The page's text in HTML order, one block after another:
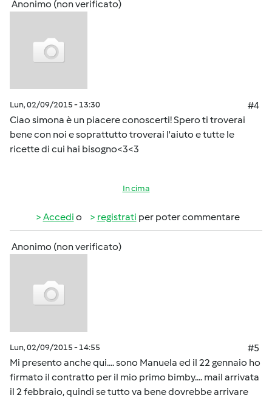
Anonimo (non verificato)
Lun, 02/09/2015 - 13:30
#4
Ciao simona è un piacere conoscerti! Spero ti troverai
bene con noi e soprattutto troverai l'aiuto e tutte le
ricette di cui hai bisogno<3<3
In cima
Accedi o registrati per poter commentare
Anonimo (non verificato)
Lun, 02/09/2015 - 14:55
#5
Mi presento anche qui.... sono Manuela ed il 22 gennaio ho
firmato il contratto per il mio primo bimby.... mail arrivata
il 2 febbraio, quindi se tutto va bene dovrebbe arrivare